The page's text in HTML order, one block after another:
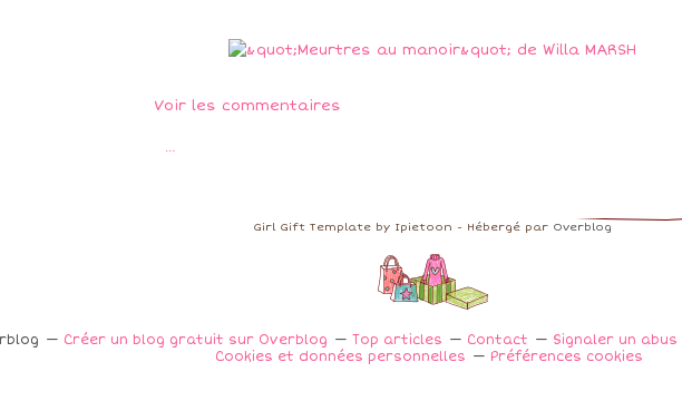
Voir les commentaires
…
Girl Gift Template by Ipietoon - Hébergé par Overblog
Créer un blog gratuit sur Overblog Top articles Contact Signaler un abus
Cookies et données personnelles
Préférences cookies